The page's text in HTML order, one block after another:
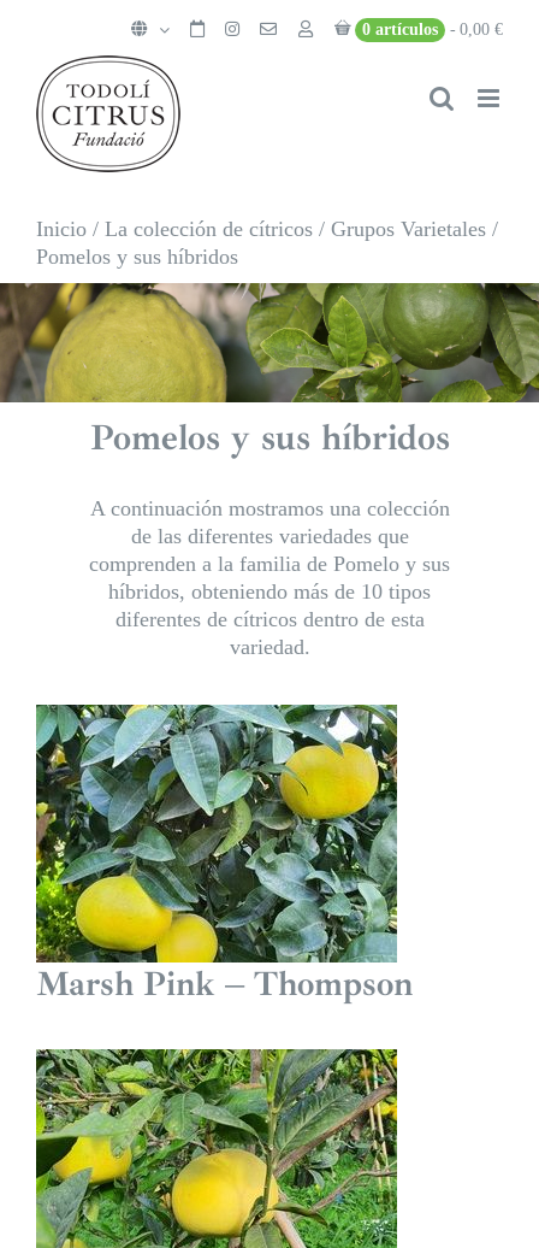
contenido
0 artículos 0,00 €
Inicio / La colección de cítricos / Grupos Varietales /
Pomelos y sus híbridos
Pomelos y sus híbridos
A continuación mostramos una colección
de las diferentes variedades que
comprenden a la familia de Pomelo y sus
híbridos, obteniendo más de 10 tipos
diferentes de cítricos dentro de esta
variedad.
Marsh Pink – Thompson